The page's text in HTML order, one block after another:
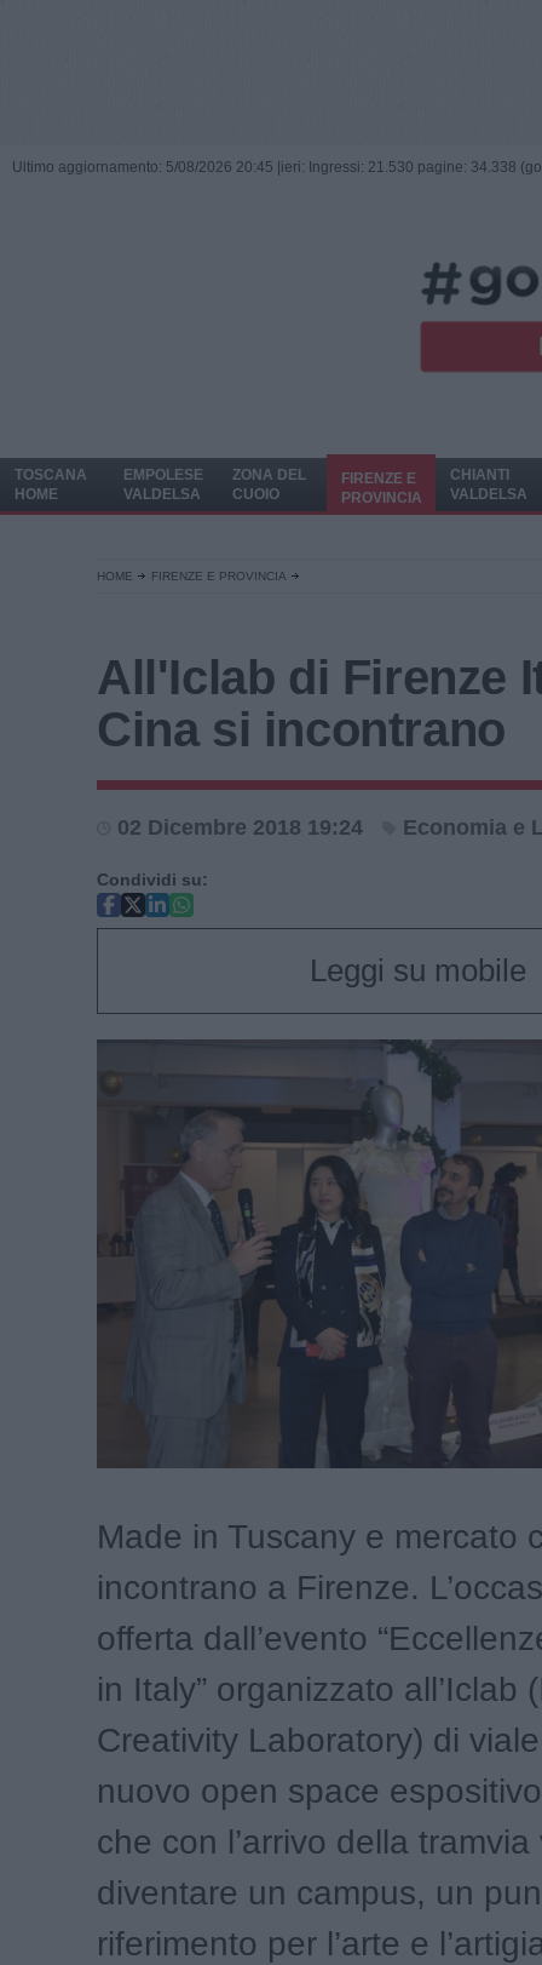
Ultimo aggiornamento: 5/08/2026 20:45 | ieri: Ingressi: 21.530 pagine: 34.338
TOSCANA
HOME
EMPOLESE
VALDELSA
ZONA DEL
CUOIO
FIRENZE E
PROVINCIA
CHIANTI
VALDELSA
HOME FIRENZE E PROVINCIA
All'Iclab di Firenze
Cina si incontrano
02 Dicembre 2018 19:24 Economia e
Condividi su:
Leggi su mobile
Made in Tuscany e mercato
incontrano a Firenze.
offerta dall’evento
in Italy” organizzato all’Iclab
Creativity Laboratory) di
nuovo open space
che con l’arrivo della tramvia
diventare un campus, un
riferimento per l’arte e